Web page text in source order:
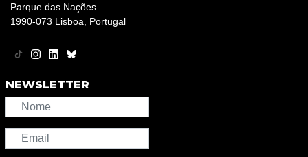
Parque das Nações
1990-073 Lisboa, Portugal
NEWSLETTER